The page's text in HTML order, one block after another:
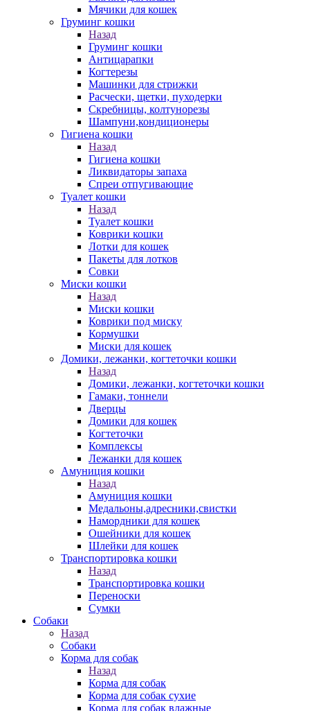
Мячики для кошек
Груминг кошки
Назад
Груминг кошки
Антицарапки
Когтерезы
Машинки для стрижки
Расчески, щетки, пуходерки
Скребницы, колтунорезы
Шампуни,кондиционеры
Гигиена кошки
Назад
Гигиена кошки
Ликвидаторы запаха
Спреи отпугивающие
Туалет кошки
Назад
Туалет кошки
Коврики кошки
Лотки для кошек
Пакеты для лотков
Совки
Миски кошки
Назад
Миски кошки
Коврики под миску
Кормушки
Миски для кошек
Домики, лежанки, когтеточки кошки
Назад
Домики, лежанки, когтеточки кошки
Гамаки, тоннели
Дверцы
Домики для кошек
Когтеточки
Комплексы
Лежанки для кошек
Амуниция кошки
Назад
Амуниция кошки
Медальоны,адресники,свистки
Намордники для кошек
Ошейники для кошек
Шлейки для кошек
Транспортировка кошки
Назад
Транспортировка кошки
Переноски
Сумки
Собаки
Назад
Собаки
Корма для собак
Назад
Корма для собак
Корма для собак сухие
Корма для собак влажные